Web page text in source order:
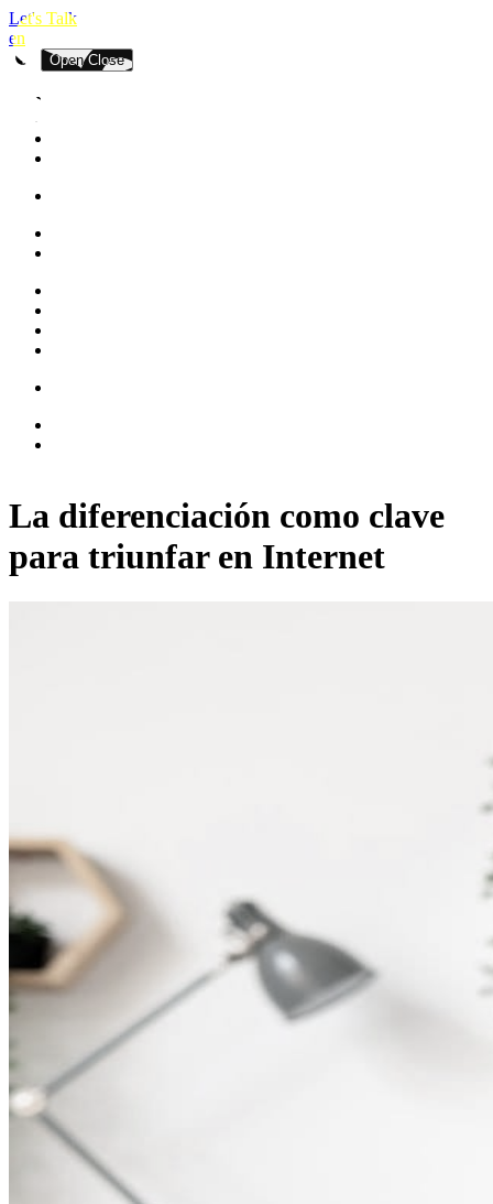
Let's Talk
en
Open Close
La diferenciación como clave
para triunfar en Internet